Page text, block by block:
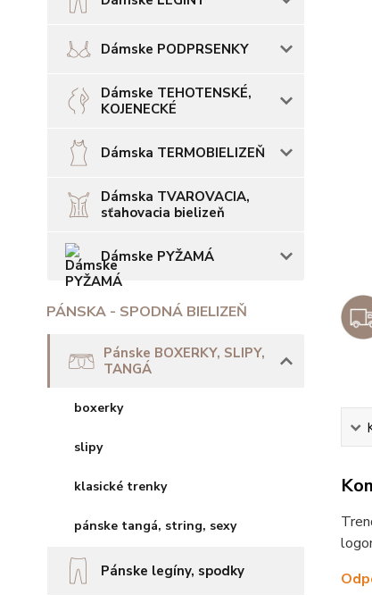
Dámske PODPRSENKY
Dámske TEHOTENSKÉ,
KOJENECKÉ
Dámska TERMOBIELIZEŇ
Dámska TVAROVACIA,
sťahovacia bielizeň
Dámske PYŽAMÁ
PÁNSKA - SPODNÁ BIELIZEŇ
Pánske BOXERKY, SLIPY,
TANGÁ
boxerky
slipy
klasické trenky
pánske tangá, string, sexy
Pánske legíny, spodky